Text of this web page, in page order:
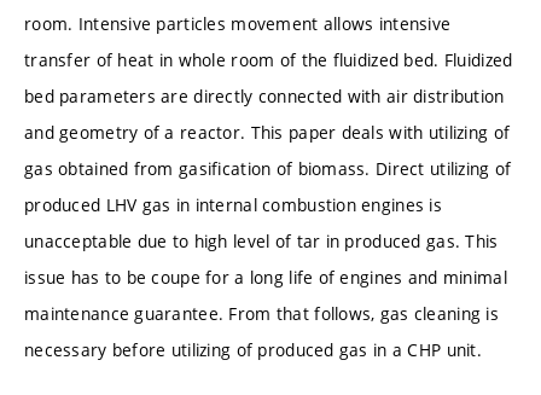
room. Intensive particles movement allows intensive
transfer of heat in whole room of the fluidized bed. Fluidized
bed parameters are directly connected with air distribution
and geometry of a reactor. This paper deals with utilizing of
gas obtained from gasification of biomass. Direct utilizing of
produced LHV gas in internal combustion engines is
unacceptable due to high level of tar in produced gas. This
issue has to be coupe for a long life of engines and minimal
maintenance guarantee. From that follows, gas cleaning is
necessary before utilizing of produced gas in a CHP unit.